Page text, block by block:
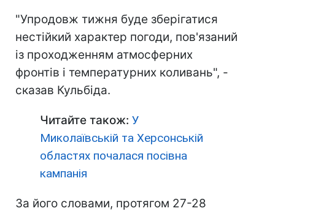
"Упродовж тижня буде зберігатися
нестійкий характер погоди, пов'язаний
із проходженням атмосферних
фронтів і температурних коливань", -
сказав Кульбіда.
Читайте також: У
Миколаївській та Херсонській
областях почалася посівна
кампанія
За його словами, протягом 27-28